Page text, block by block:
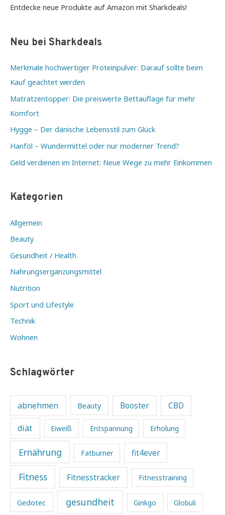
Entdecke neue Produkte auf Amazon mit Sharkdeals!
Neu bei Sharkdeals
Merkmale hochwertiger Proteinpulver: Darauf sollte beim
Kauf geachtet werden
Matratzentopper: Die preiswerte Bettauflage für mehr
Komfort
Hygge – Der dänische Lebensstil zum Glück
Hanföl – Wundermittel oder nur moderner Trend?
Geld verdienen im Internet: Neue Wege zu mehr Einkommen
Kategorien
Allgemein
Beauty
Gesundheit / Health
Nahrungsergänzungsmittel
Nutrition
Sport und Lifestyle
Technik
Wohnen
Schlagwörter
abnehmen Beauty Booster CBD
diät Eiweiß Entspannung Erholung
Ernährung Fatburner fit4ever
Fitness Fitnesstracker Fitnesstraining
Gedotec gesundheit Ginkgo Globuli